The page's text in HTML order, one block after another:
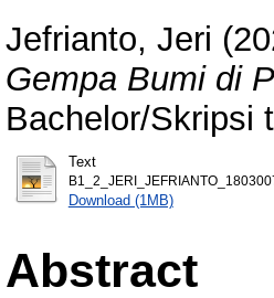
Jefrianto, Jeri
Gempa Bumi di
Bachelor/Skripsi
Text
Download (1MB)
Abstract